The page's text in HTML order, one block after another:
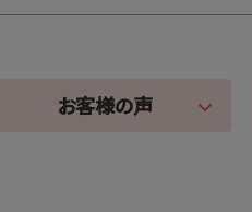
お客様の声